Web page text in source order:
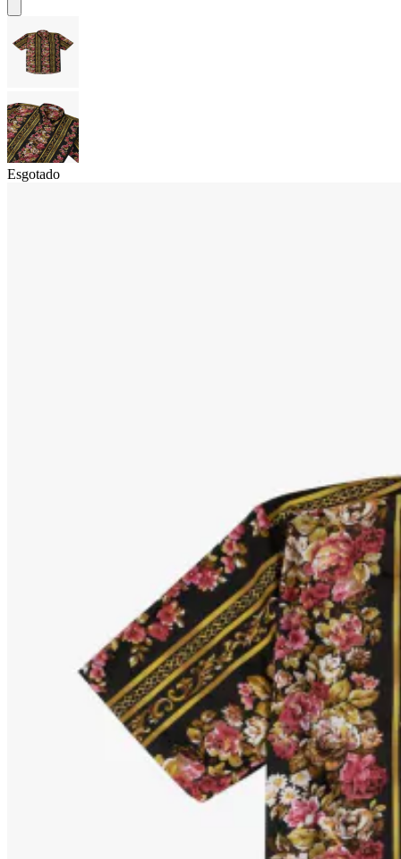
Esgotado